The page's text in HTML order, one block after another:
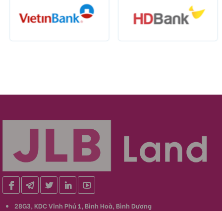
28G3, KDC Vĩnh Phú 1, Bình Hoà, Bình Dương